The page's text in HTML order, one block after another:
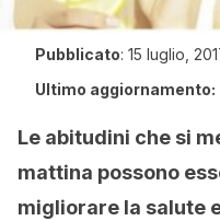
Pubblicato: 15 luglio,
Ultimo aggiornamento:
Le abitudini che si
mattina possono
migliorare la salute